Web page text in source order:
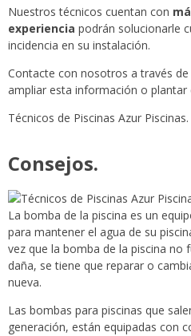
Nuestros técnicos cuentan con
experiencia podrán solucionarle
incidencia en su instalación.
Contacte con nosotros a través
ampliar esta información o plantar
Técnicos de Piscinas Azur Piscinas.
Consejos.
La bomba de la piscina es un
para mantener el agua de su
vez que la bomba de la piscina no
daña, se tiene que reparar o
nueva.
Las bombas para piscinas que
generación, están equipadas con